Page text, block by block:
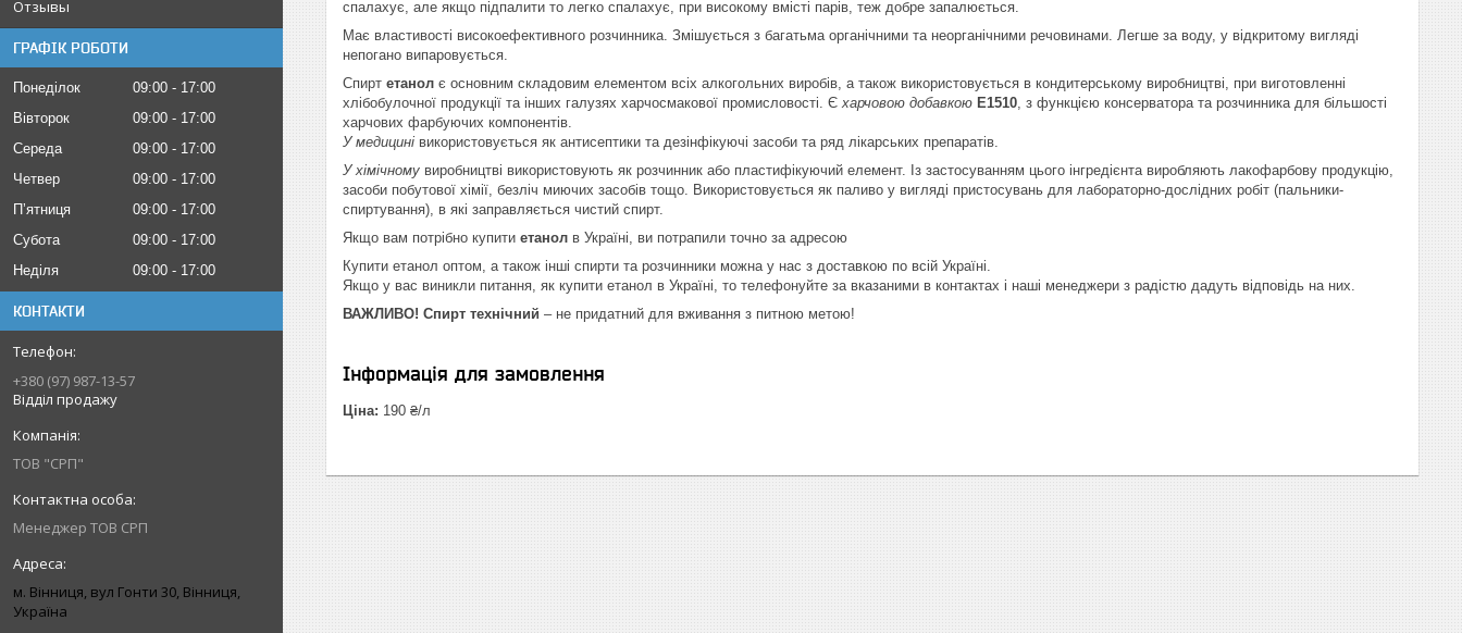
Отзывы
ГРАФІК РОБОТИ
Понеділок 09:00
17:00
Вівторок
09:00
17:00
Середа
09:00
17:00
Четвер
09:00
17:00
Пʼятниця
09:00
17:00
Субота
09:00
17:00
Неділя
09:00 17:00
КОНТАКТИ
+380 (97) 987-13-57
Відділ продажу
ТОВ "СРП"
Менеджер ТОВ СРП
м. Вінниця, вул Гонти 30, Вінниця,
Україна
спалахує, але якщо підпалити то легко спалахує, при високому вмісті парів, теж добре запалюється.
Має властивості високоефективного розчинника. Змішується з багатьма органічними та неорганічними речовинами. Легше за воду, у відкритому вигляді
непогано випаровується.
Спирт етанол є основним складовим елементом всіх алкогольних виробів, а також використовується в кондитерському виробництві, при виготовленні
хлібобулочної продукції та інших галузях харчосмакової промисловості. Єхарчовою добавкою Е1510, з функцією консерватора та розчинника для більшості
харчових фарбуючих компонентів.
У медицині використовується як антисептики та дезінфікуючі засоби та ряд лікарських препаратів.
У хімічному виробництві використовують як розчинник або пластифікуючий елемент. Із застосуванням цього інгредієнта виробляють лакофарбову продукцію,
засоби побутової хімії, безліч миючих засобів тощо. Використовується як паливо у вигляді пристосувань для лабораторно-дослідних робіт (пальники-
спиртування), в які заправляється чистий спирт.
Якщо вам потрібно купити етанол в Україні, ви потрапили точно за адресою
Купити етанол оптом, а також інші спирти та розчинники можна у нас з доставкою по всій Україні.
Якщо у вас виникли питання, як купити етанол в Україні, то телефонуйте за вказаними в контактах і наші менеджери з радістю дадуть відповідь на них.
ВАЖЛИВО! Спирт технічний – не придатний для вживання з питною метою!
Інформація для замовлення
Ціна: 190 ₴/л